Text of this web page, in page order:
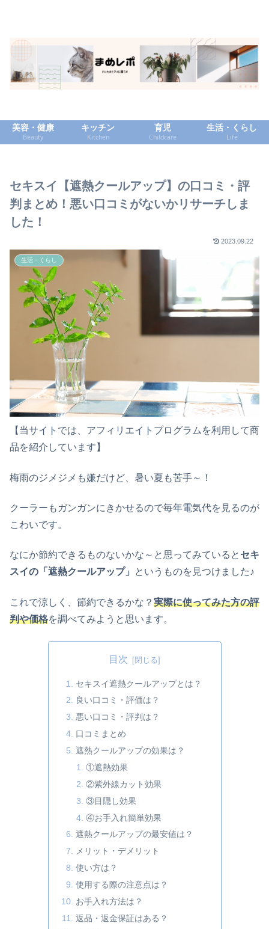
美容・健康
Beauty
キッチン
Kitchen
育児
Childcare
生活・くらし
Life
セキスイ【遮熱クールアップ】の口コミ・評
判まとめ！悪い口コミがないかリサーチしま
した！
2023.09.22
生活・くらし
【当サイトでは、アフィリエイトプログラムを利用して商
品を紹介しています】
梅雨のジメジメも嫌だけど、暑い夏も苦手～！
クーラーもガンガンにきかせるので毎年電気代を見るのが
こわいです。
なにか節約できるものないかな～と思ってみていると セキ
スイの「遮熱クールアップ」
というものを見つけました♪
これで涼しく、節約できるかな？ 実際に使ってみた方の評
判や価格を調べてみようと思います。
目次
セキスイ遮熱クールアップとは？
良い口コミ・評価は？
悪い口コミ・評判は？
口コミまとめ
遮熱クールアップの効果は？
①遮熱効果
②紫外線カット効果
③目隠し効果
④お手入れ簡単効果
遮熱クールアップの最安値は？
メリット・デメリット
使い方は？
使用する際の注意点は？
お手入れ方法は？
返品・返金保証はある？